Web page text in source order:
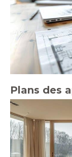
Plans des